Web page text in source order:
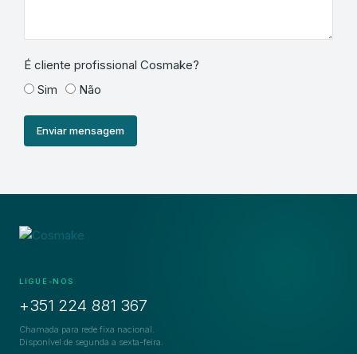
É cliente profissional Cosmake?
Sim
Não
Enviar mensagem
LIGUE-NOS
+351 224 881 367
Chamada para rede fixa nacional.
Disponível de segunda a sexta-feira.